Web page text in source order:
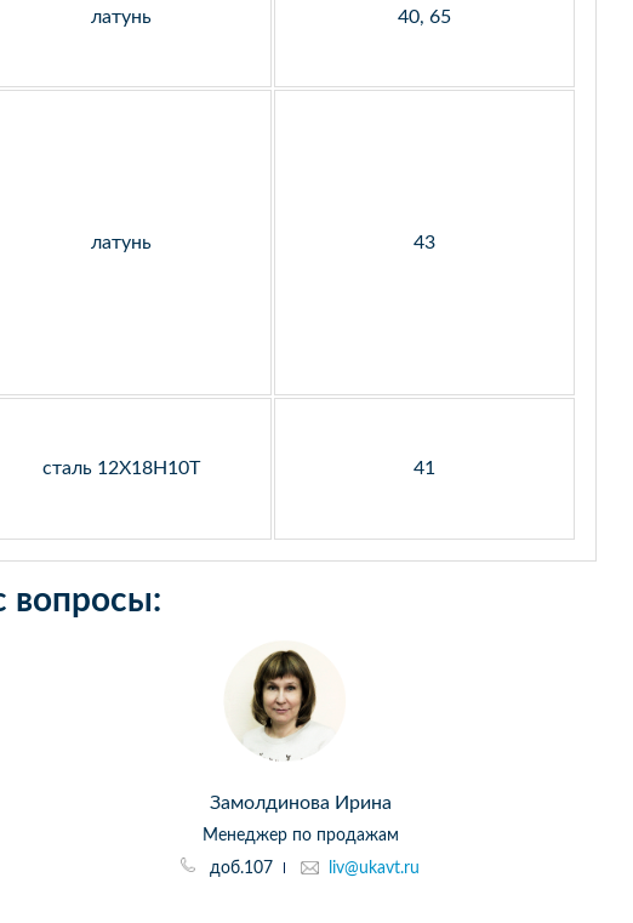
латунь 40, 65
латунь 43
сталь 12Х18Н10Т 41
вопросы:
Замолдинова Ирина
Менеджер по продажам
доб.107
liv@ukavt.ru